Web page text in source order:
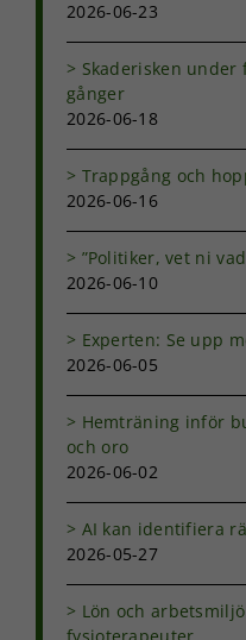
2026-06-23
Skaderisken
gånger
2026-06-18
Trappgång och
2026-06-16
”Politiker, vet ni
2026-06-10
Experten: Se upp
2026-06-05
Hemträning inför
och oro
2026-06-02
AI kan identifiera
2026-05-27
Lön och
fysioterapeuter